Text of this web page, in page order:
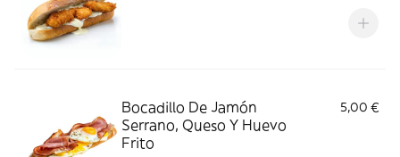
Bocadillo De Jamón
Serrano, Queso Y Huevo
Frito
5,00 €